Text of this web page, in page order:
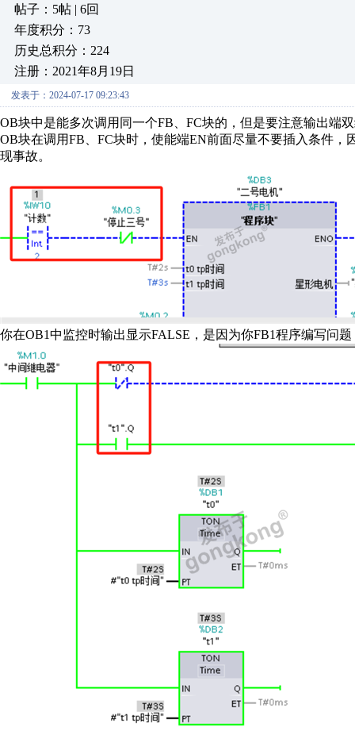
帖子：5帖 | 6回
年度积分：73
历史总积分：224
注册：2021年8月19日
发表于：2024-07-17 09:23:43
OB块中是能多次调用同一个FB、FC块的，但是要注意输出端
OB块在调用FB、FC块时，使能端EN前面尽量不要插入条件
现事故。
你在OB1中监控时输出显示FALSE，是因为你FB1程序编写问